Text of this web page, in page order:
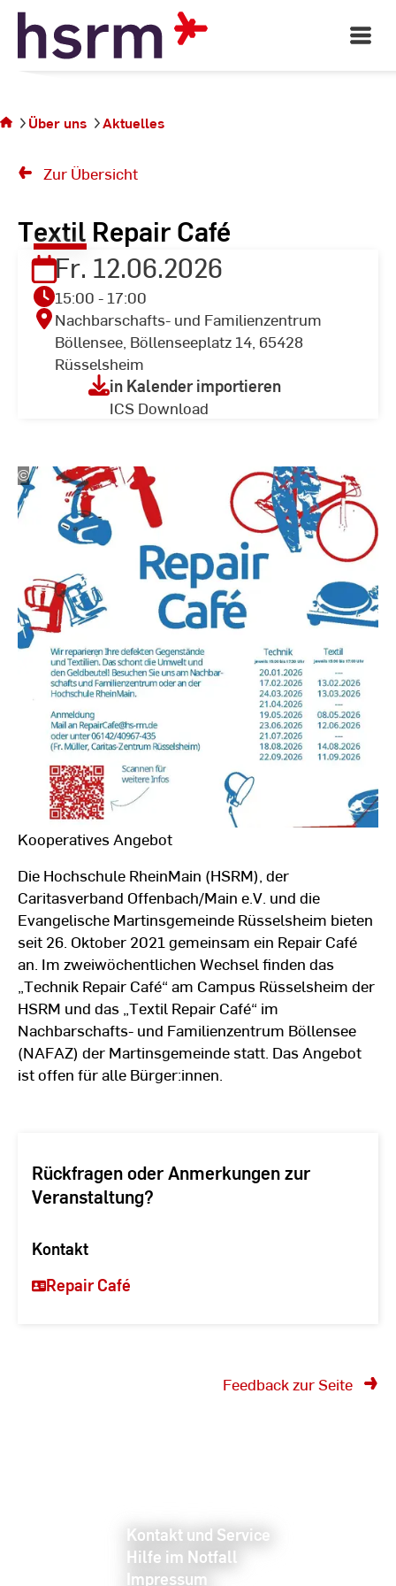
Skip
Content
Open
Main
sich auf
Seite
Über uns Aktuelles
Zur Übersicht
Textil Repair Café
Fr. 12.06.2026
15:00 - 17:00
Nachbarschafts- und Familienzentrum
Böllensee, Böllenseeplatz 14, 65428
Rüsselsheim
in Kalender importieren
ICS Download
©
Hochschule
RheinMain
Kooperatives Angebot
Die Hochschule RheinMain (HSRM), der
Caritasverband Offenbach/Main e.V. und die
Evangelische Martinsgemeinde Rüsselsheim bieten
seit 26. Oktober 2021 gemeinsam ein Repair Café
an. Im zweiwöchentlichen Wechsel finden das
„Technik Repair Café“ am Campus Rüsselsheim der
HSRM und das „Textil Repair Café“ im
Nachbarschafts- und Familienzentrum Böllensee
(NAFAZ) der Martinsgemeinde statt. Das Angebot
ist offen für alle Bürger:innen.
Rückfragen oder Anmerkungen zur
Veranstaltung?
Kontakt
Repair Café
Feedback zur Seite
Kontakt und Service
Hilfe im Notfall
Impressum